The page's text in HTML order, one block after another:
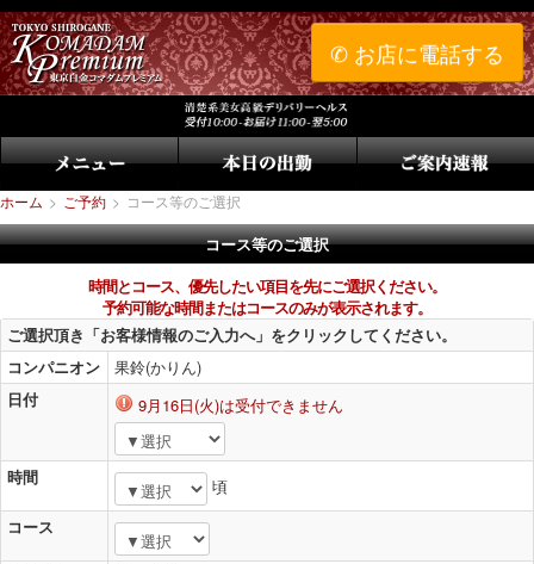
✆ お店に電話する
ホーム > ご予約 > コース等のご選択
コース等のご選択
時間とコース、優先したい項目を先にご選択ください。
予約可能な時間またはコースのみが表示されます。
ご選択頂き「お客様情報のご入力へ」をクリックしてください。
コンパニオン
果鈴(かりん)
日付
9月16日(火)は受付できません
時間
頃
コース